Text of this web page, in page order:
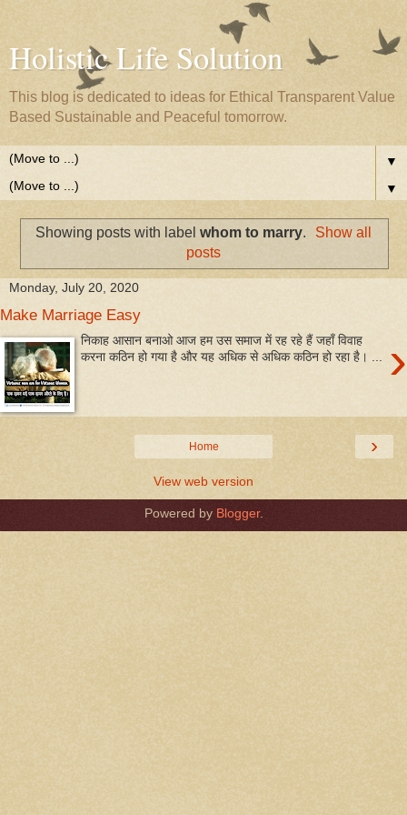
Holistic Life Solution
This blog is dedicated to ideas for Ethical Transparent Value
Based Sustainable and Peaceful tomorrow.
▼
▼
Showing posts with label whom to marry.
Show all
posts
Monday, July 20, 2020
Make Marriage Easy
›
निकाह आसान बनाओ आज हम उस समाज में रह रहे हैं जहाँ विवाह
करना कठिन हो गया है और यह अधिक से अधिक कठिन हो रहा है। ...
›
Home
View web version
Powered by Blogger.